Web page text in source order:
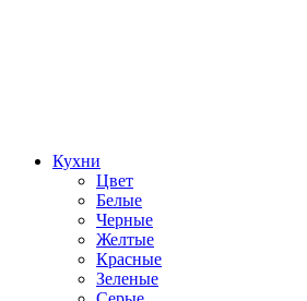
Кухни
Цвет
Белые
Черные
Желтые
Красные
Зеленые